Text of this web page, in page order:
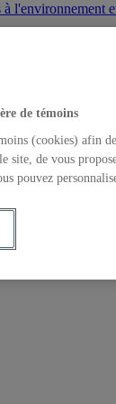
l'environnement
de témoins
(cookies) afin
site, de vous
pouvez